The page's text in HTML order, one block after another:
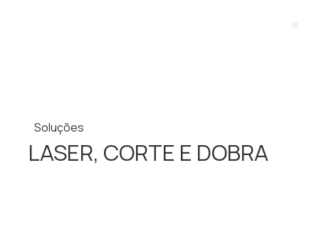
Soluções
LASER, CORTE E DOBRA